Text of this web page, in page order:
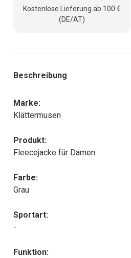
Kostenlose Lieferung ab 100 €
(DE/AT)
Beschreibung
Marke:
Klättermusen
Produkt:
Fleecejacke für Damen
Farbe:
Grau
Sportart:
-
Funktion: